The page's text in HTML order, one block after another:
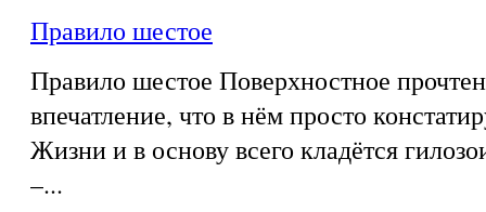
Правило шестое
Правило шестое Поверхностное
впечатление, что в нём просто
Жизни и в основу всего кладётся
–...